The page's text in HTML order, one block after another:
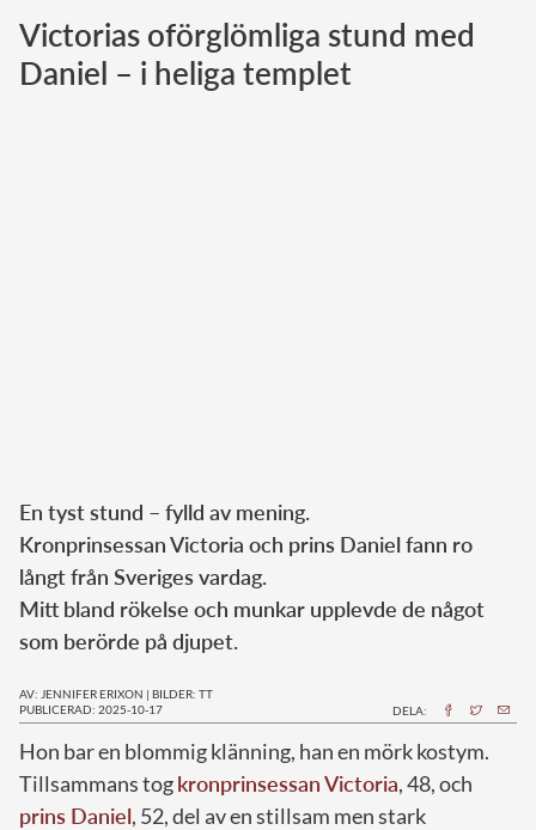
Norska kungahuset
Danska kungahuset
Victorias oförglömliga stund med
Daniel – i heliga templet
En tyst stund – fylld av mening.
Kronprinsessan Victoria och prins Daniel fann ro
långt från Sveriges vardag.
Mitt bland rökelse och munkar upplevde de något
som berörde på djupet.
AV: JENNIFER ERIXON | BILDER: TT
PUBLICERAD: 2025-10-17
DELA:
Hon bar en blommig klänning, han en mörk kostym.
Tillsammans togkronprinsessan Victoria, 48, och
prins Daniel, 52, del av en stillsam men stark